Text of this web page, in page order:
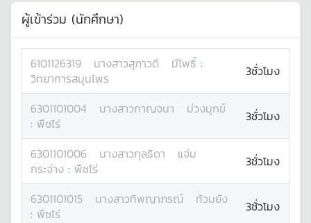
ผู้เข้าร่วม (นักศึกษา)
6101126319 นางสาวสุภาวดี มีโพธิ์ :
วิทยาการสมุนไพร
3ชั่วโมง
6301101004 นางสาวกาญจนา
ม่วงมุกข์
: พืชไร่ 3ชั่วโมง
6301101006 นางสาวกุลธิดา
แจ่ม
กระจ่าง : พืชไร่ 3ชั่วโมง
6301101015 นางสาวทิพญาภรณ์
ท้วมยัง
: พืชไร่ 3ชั่วโมง